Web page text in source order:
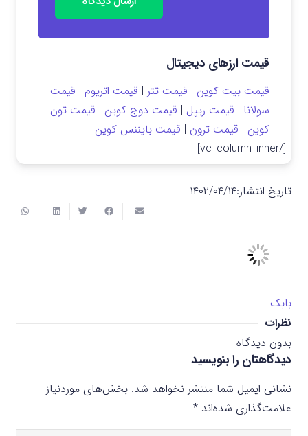
قیمت ارزهای دیجیتال
قیمت بیت کوین | قیمت تتر | قیمت اتریوم | قیمت
سولانا | قیمت ریپل | قیمت دوج کوین | قیمت تون
کوین | قیمت ترون | قیمت بایننس کوین
[/vc_column_inner]
تاریخ انتشار:۱۴۰۲/۰۴/۱۴
بابک
نظرات
بدون دیدگاه
دیدگاهتان را بنویسید
نشانی ایمیل شما منتشر نخواهد شد. بخش‌های موردنیاز
علامت‌گذاری شده‌اند *